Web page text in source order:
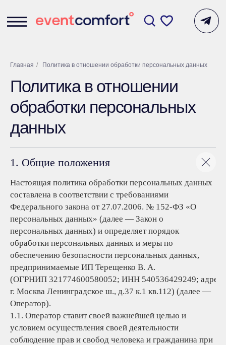
Главная / Политика в отношении обработки персональных данных
Политика в отношении
обработки персональных
данных
1. Общие положения
Настоящая политика обработки персональных данных
составлена в соответствии с требованиями
Федерального закона от 27.07.2006. № 152-ФЗ «О
персональных данных» (далее — Закон о
персональных данных) и определяет порядок
обработки персональных данных и меры по
обеспечению безопасности персональных данных,
предпринимаемые ИП Терещенко В. А.
(ОГРНИП 321774600580052; ИНН 540536429249; адрес:
г. Москва Ленинградское ш., д.37 к.1 кв.112) (далее —
Оператор).
1.1. Оператор ставит своей важнейшей целью и
условием осуществления своей деятельности
соблюдение прав и свобод человека и гражданина при